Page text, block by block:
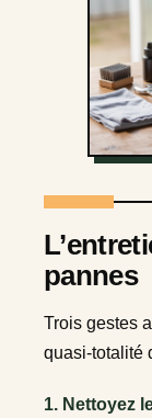
pannes
Trois gestes
quasi-totalité
1. Nettoyez